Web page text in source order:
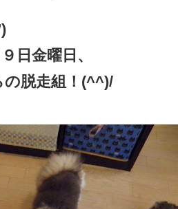
日金曜日、
脱走組！(^^)/